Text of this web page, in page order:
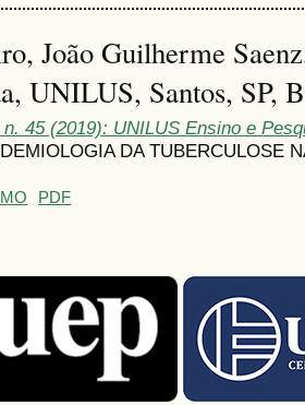
João Guilherme
UNILUS, Santos, SP,
n. 45 (2019): UNILUS Ensino e
DA TUBERCULOSE
PDF